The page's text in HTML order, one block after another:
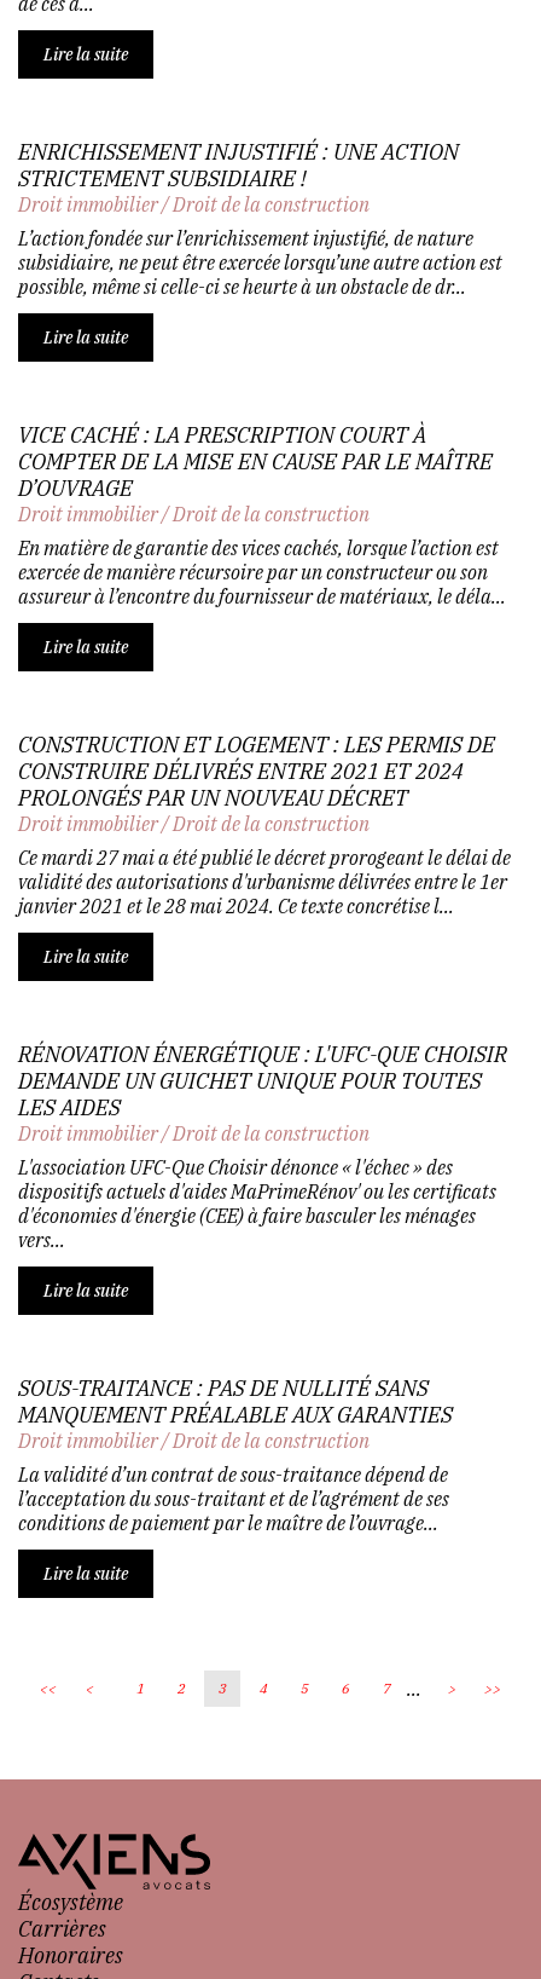
Lire la suite
ENRICHISSEMENT INJUSTIFIÉ : UNE ACTION
STRICTEMENT SUBSIDIAIRE !
Droit immobilier/Droit de la construction
L’action fondée sur l’enrichissement injustifié, de nature
subsidiaire, ne peut être exercée lorsqu’une autre action est
possible, même si celle-ci se heurte à un obstacle de dr...
Lire la suite
VICE CACHÉ : LA PRESCRIPTION COURT À
COMPTER DE LA MISE EN CAUSE PAR LE MAÎTRE
D’OUVRAGE
Droit immobilier/Droit de la construction
En matière de garantie des vices cachés, lorsque l’action est
exercée de manière récursoire par un constructeur ou son
assureur à l’encontre du fournisseur de matériaux, le déla...
Lire la suite
CONSTRUCTION ET LOGEMENT : LES PERMIS DE
CONSTRUIRE DÉLIVRÉS ENTRE 2021 ET 2024
PROLONGÉS PAR UN NOUVEAU DÉCRET
Droit immobilier/Droit de la construction
Ce mardi 27 mai a été publié le décret prorogeant le délai de
validité des autorisations d'urbanisme délivrées entre le 1er
janvier 2021 et le 28 mai 2024. Ce texte concrétise l...
Lire la suite
RÉNOVATION ÉNERGÉTIQUE : L'UFC-QUE CHOISIR
DEMANDE UN GUICHET UNIQUE POUR TOUTES
LES AIDES
Droit immobilier/Droit de la construction
L'association UFC-Que Choisir dénonce « l'échec » des
dispositifs actuels d'aides MaPrimeRénov' ou les certificats
d'économies d'énergie (CEE) à faire basculer les ménages
vers...
Lire la suite
SOUS-TRAITANCE : PAS DE NULLITÉ SANS
MANQUEMENT PRÉALABLE AUX GARANTIES
Droit immobilier/Droit de la construction
La validité d’un contrat de sous-traitance dépend de
l’acceptation du sous-traitant et de l’agrément de ses
conditions de paiement par le maître de l’ouvrage...
Lire la suite
<< < 1 2 3 4 5 6 7 ... > >>
Écosystème
Carrières
Honoraires